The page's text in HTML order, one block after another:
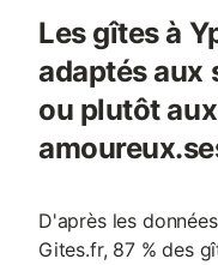
Les gîtes à
adaptés aux
ou plutôt
D'après les
Gites.fr, 87 % des